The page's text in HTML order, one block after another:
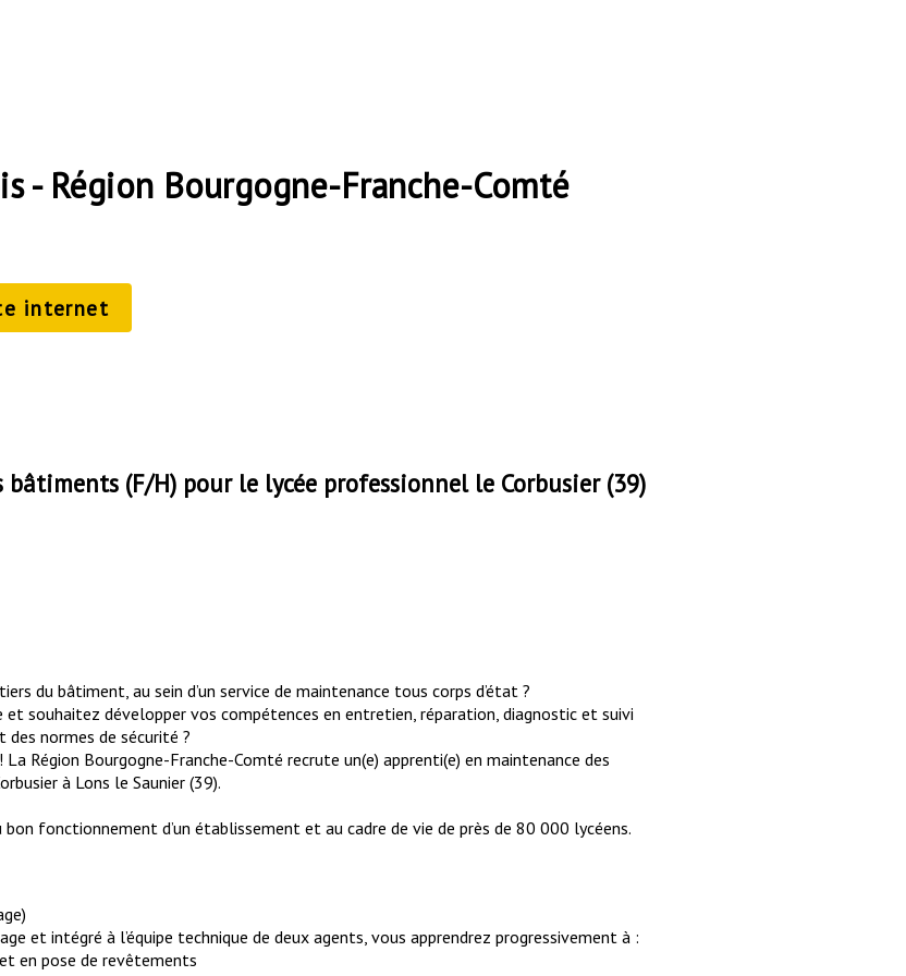
- Région Bourgogne-Franche-Comté
internet
(F/H) pour le lycée professionnel le Corbusier (39)
du bâtiment, au sein d’un service de maintenance tous corps d’état ?
et souhaitez développer vos compétences en entretien, réparation, diagnostic et suivi
normes de sécurité ?
Région Bourgogne-Franche-Comté recrute un(e) apprenti(e) en maintenance des
à Lons le Saunier (39).
bon fonctionnement d’un établissement et au cadre de vie de près de 80 000 lycéens.
et intégré à l’équipe technique de deux agents, vous apprendrez progressivement à :
en pose de revêtements